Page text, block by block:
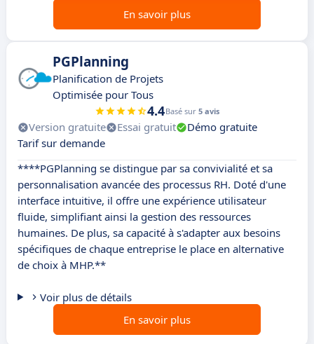
En savoir plus
PGPlanning
Planification de Projets
Optimisée pour Tous
4.4Basé sur 5 avis
Version gratuite Essai gratuit
Démo gratuite
Tarif sur demande
****PGPlanning se distingue par sa convivialité et sa
personnalisation avancée des processus RH. Doté d'une
interface intuitive, il offre une expérience utilisateur
fluide, simplifiant ainsi la gestion des ressources
humaines. De plus, sa capacité à s'adapter aux besoins
spécifiques de chaque entreprise le place en alternative
de choix à MHP.**
Voir plus de détails
En savoir plus